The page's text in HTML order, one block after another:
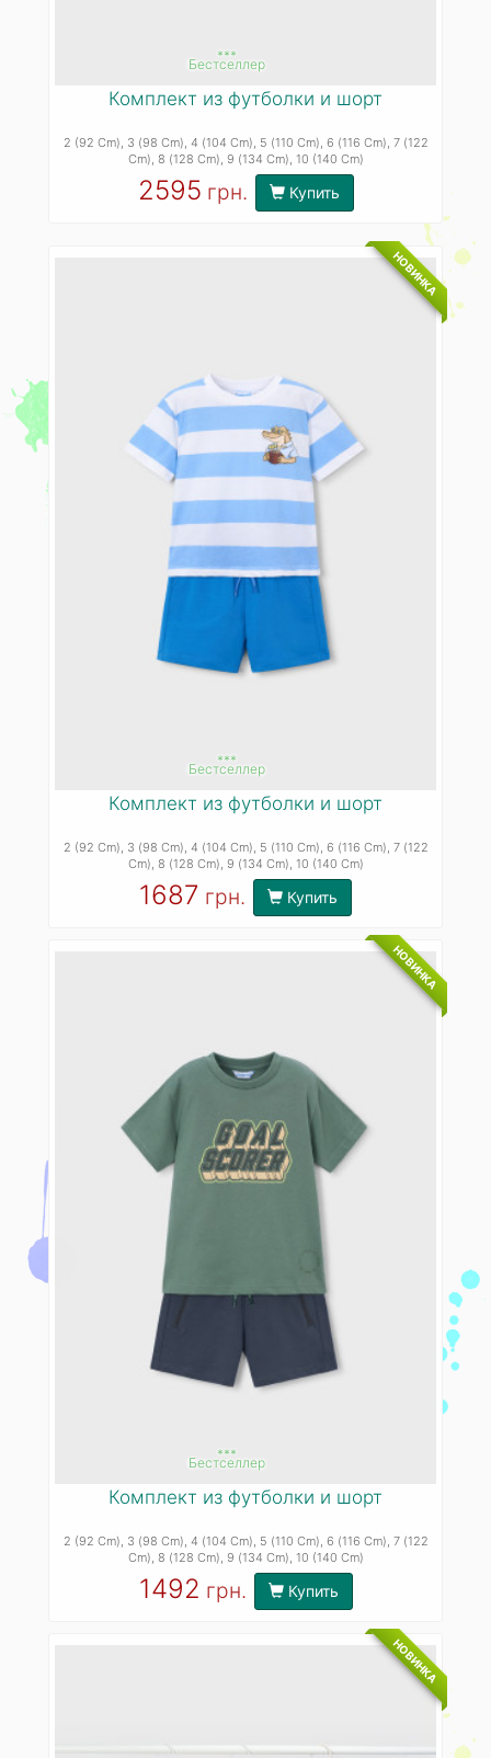
***
Бестселлер
Комплект из футболки и шорт
2 (92 Cm), 3 (98 Cm), 4 (104 Cm), 5 (110 Cm), 6 (116 Cm), 7 (122
Cm), 8 (128 Cm), 9 (134 Cm), 10 (140 Cm)
2595 грн. Купить
НОВИНКА
***
Бестселлер
Комплект из футболки и шорт
2 (92 Cm), 3 (98 Cm), 4 (104 Cm), 5 (110 Cm), 6 (116 Cm), 7 (122
Cm), 8 (128 Cm), 9 (134 Cm), 10 (140 Cm)
1687 грн. Купить
НОВИНКА
***
Бестселлер
Комплект из футболки и шорт
2 (92 Cm), 3 (98 Cm), 4 (104 Cm), 5 (110 Cm), 6 (116 Cm), 7 (122
Cm), 8 (128 Cm), 9 (134 Cm), 10 (140 Cm)
1492 грн. Купить
НОВИНКА